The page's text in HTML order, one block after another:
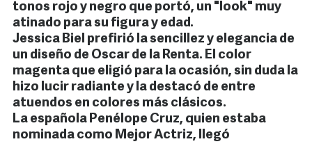
tonos rojo y negro que portó, un "look" muy
atinado para su figura y edad.
Jessica Biel prefirió la sencillez y elegancia de
un diseño de Oscar de la Renta. El color
magenta que eligió para la ocasión, sin duda la
hizo lucir radiante y la destacó de entre
atuendos en colores más clásicos.
La española Penélope Cruz, quien estaba
nominada como Mejor Actriz, llegó